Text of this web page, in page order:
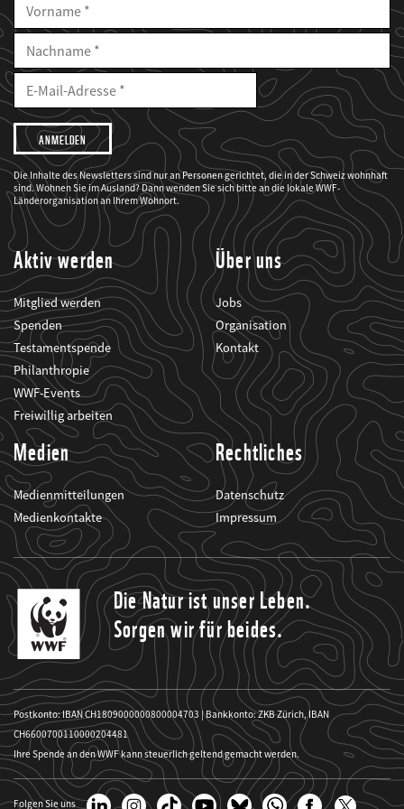
Vorname
Nachname
E-
Mailadresse
E-
Adresse
Ich
möchte,
dass
der
WWF
mich
über
seine
Projekte
informiert.
Die Inhalte des Newsletters sind nur an Personen gerichtet, die in der Schweiz wohnhaft
sind. Wohnen Sie im Ausland? Dann wenden Sie sich bitte an die lokale WWF-
Länderorganisation an Ihrem Wohnort.
Aktiv werden
Mitglied werden
Spenden
Testamentspende
Philanthropie
WWF-Events
Freiwillig arbeiten
Über uns
Jobs
Organisation
Kontakt
Medien
Medienmitteilungen
Medienkontakte
Rechtliches
Datenschutz
Impressum
Die Natur ist unser Leben.
Sorgen wir für beides.
Postkonto: IBAN CH1809000000800004703 | Bankkonto: ZKB Zürich, IBAN
CH6600700110000204481
Ihre Spende an den WWF kann steuerlich geltend gemacht werden.
Folgen Sie uns